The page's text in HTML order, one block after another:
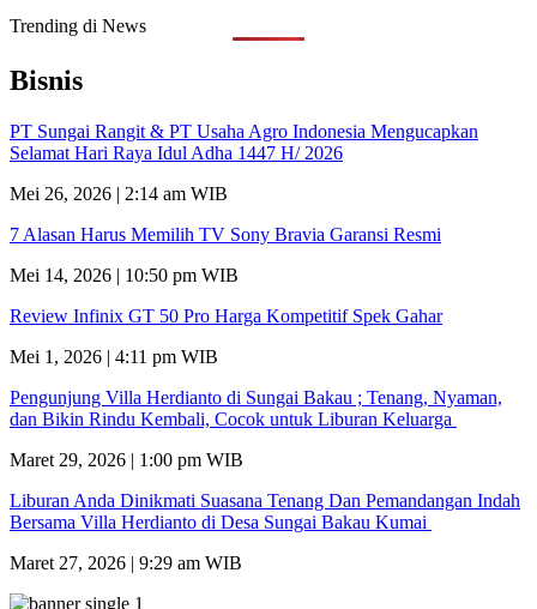
Trending di News
Bisnis
PT Sungai Rangit & PT Usaha Agro Indonesia Mengucapkan
Selamat Hari Raya Idul Adha 1447 H/ 2026
Mei 26, 2026 | 2:14 am WIB
7 Alasan Harus Memilih TV Sony Bravia Garansi Resmi
Mei 14, 2026 | 10:50 pm WIB
Review Infinix GT 50 Pro Harga Kompetitif Spek Gahar
Mei 1, 2026 | 4:11 pm WIB
Pengunjung Villa Herdianto di Sungai Bakau ; Tenang, Nyaman,
dan Bikin Rindu Kembali, Cocok untuk Liburan Keluarga
Maret 29, 2026 | 1:00 pm WIB
Liburan Anda Dinikmati Suasana Tenang Dan Pemandangan Indah
Bersama Villa Herdianto di Desa Sungai Bakau Kumai
Maret 27, 2026 | 9:29 am WIB